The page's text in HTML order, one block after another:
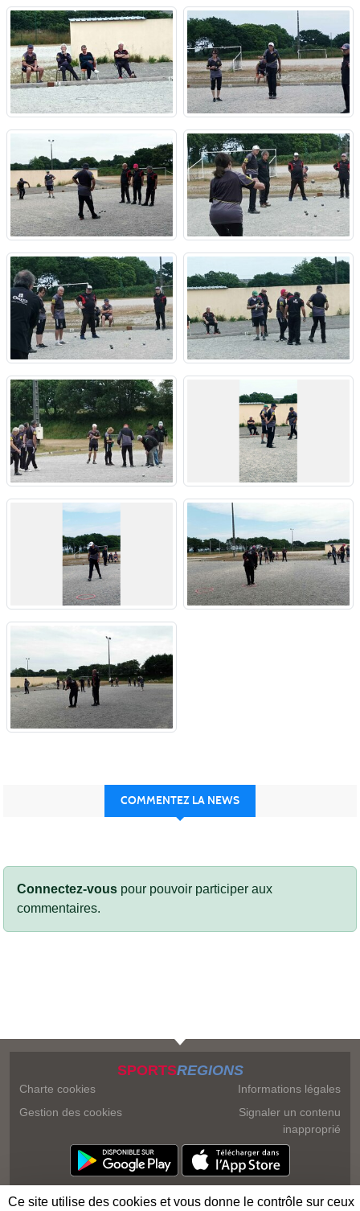
COMMENTEZ LA NEWS
Connectez-vous pour pouvoir participer aux
commentaires.
SPORTSREGIONS
Charte cookies
Gestion des cookies
Informations légales
Signaler un contenu
inapproprié
Ce site utilise des cookies et vous donne le contrôle sur ceux